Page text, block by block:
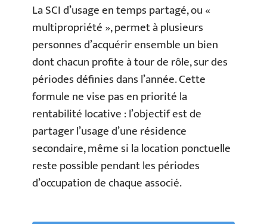
La SCI d’usage en temps partagé, ou «
multipropriété », permet à plusieurs
personnes d’acquérir ensemble un bien
dont chacun profite à tour de rôle, sur des
périodes définies dans l’année. Cette
formule ne vise pas en priorité la
rentabilité locative : l’objectif est de
partager l’usage d’une résidence
secondaire, même si la location ponctuelle
reste possible pendant les périodes
d’occupation de chaque associé.